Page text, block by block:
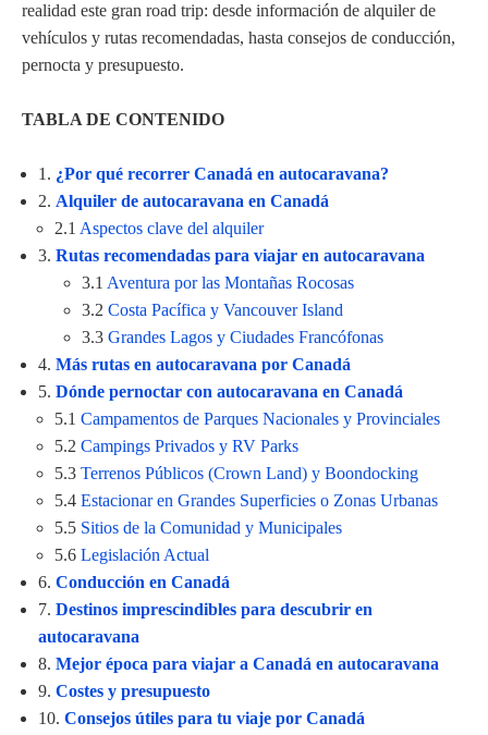
realidad este gran road trip: desde información de alquiler de
vehículos y rutas recomendadas, hasta consejos de conducción,
pernocta y presupuesto.
TABLA DE CONTENIDO
1. ¿Por qué recorrer Canadá en autocaravana?
2. Alquiler de autocaravana en Canadá
2.1 Aspectos clave del alquiler
3. Rutas recomendadas para viajar en autocaravana
3.1 Aventura por las Montañas Rocosas
3.2 Costa Pacífica y Vancouver Island
3.3 Grandes Lagos y Ciudades Francófonas
4. Más rutas en autocaravana por Canadá
5. Dónde pernoctar con autocaravana en Canadá
5.1 Campamentos de Parques Nacionales y Provinciales
5.2 Campings Privados y RV Parks
5.3 Terrenos Públicos (Crown Land) y Boondocking
5.4 Estacionar en Grandes Superficies o Zonas Urbanas
5.5 Sitios de la Comunidad y Municipales
5.6 Legislación Actual
6. Conducción en Canadá
7. Destinos imprescindibles para descubrir en
autocaravana
8. Mejor época para viajar a Canadá en autocaravana
9. Costes y presupuesto
10. Consejos útiles para tu viaje por Canadá